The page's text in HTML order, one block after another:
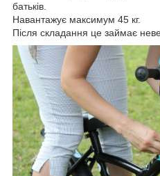
батьків.
Навантажує максимум 45 кг.
Після складання це займає